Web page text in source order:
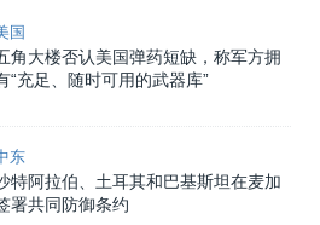
国
角大楼否认美国弹药短缺，称军方拥
“充足、随时可用的武器库”
东
特阿拉伯、土耳其和巴基斯坦在麦加
署共同防御条约